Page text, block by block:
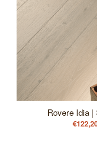
Rovere Idia |
€